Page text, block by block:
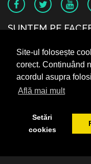
Site-ul folosește
corect. Continuând
acordul asupra
Află mai mult
Setări
cookies
SUNTEM PE